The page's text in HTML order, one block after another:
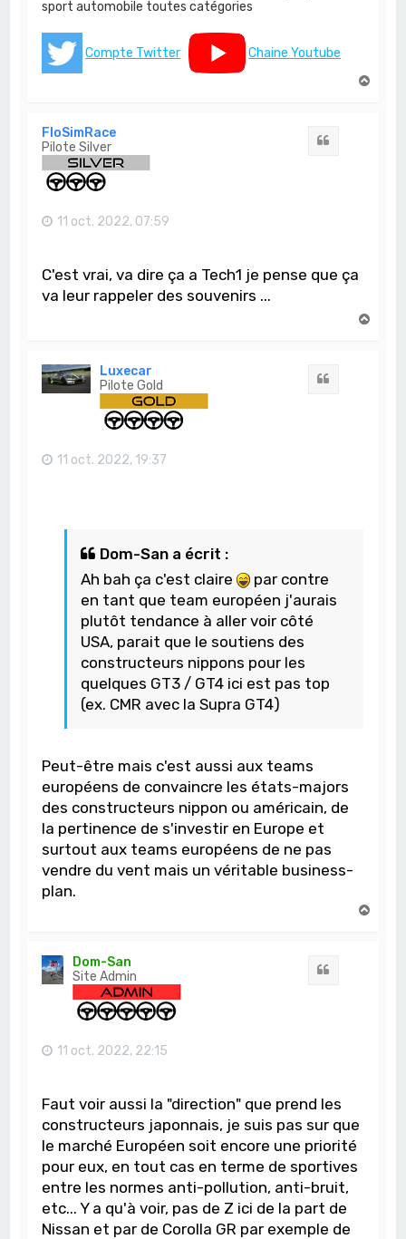
sport automobile toutes catégories
Compte Twitter
Chaine Youtube
FloSimRace
Pilote Silver
11 oct. 2022, 07:59
C'est vrai, va dire ça a Tech1 je pense que ça
va leur rappeler des souvenirs ...
Luxecar
Pilote Gold
11 oct. 2022, 19:37
Dom-San a écrit :
Ah bah ça c'est claire
par contre
en tant que team européen j'aurais
plutôt tendance à aller voir côté
USA, parait que le soutiens des
constructeurs nippons pour les
quelques GT3 / GT4 ici est pas top
(ex. CMR avec la Supra GT4)
Peut-être mais c'est aussi aux teams
européens de convaincre les états-majors
des constructeurs nippon ou américain, de
la pertinence de s'investir en Europe et
surtout aux teams européens de ne pas
vendre du vent mais un véritable business-
plan.
Dom-San
Site Admin
11 oct. 2022, 22:15
Faut voir aussi la "direction" que prend les
constructeurs japonnais, je suis pas sur que
le marché Européen soit encore une priorité
pour eux, en tout cas en terme de sportives
entre les normes anti-pollution, anti-bruit,
etc... Y a qu'à voir, pas de Z ici de la part de
Nissan et par de Corolla GR par exemple de